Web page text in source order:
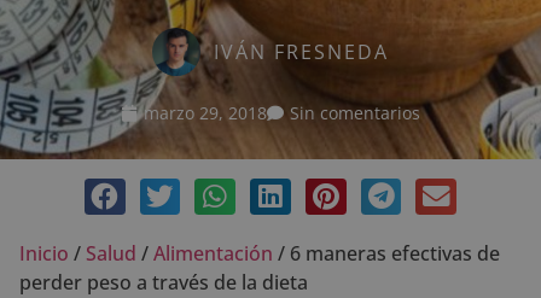
IVÁN FRESNEDA
marzo 29, 2018 Sin comentarios
Inicio / Salud /Alimentación / 6 maneras efectivas de
perder peso a través de la dieta